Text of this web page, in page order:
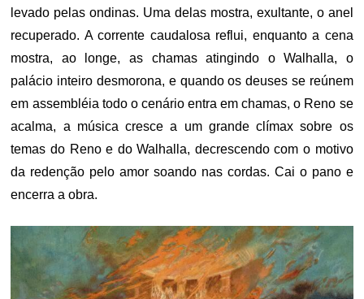
levado pelas ondinas. Uma delas mostra, exultante, o anel
recuperado. A corrente caudalosa reflui, enquanto a cena
mostra, ao longe, as chamas atingindo o Walhalla, o
palácio inteiro desmorona, e quando os deuses se reúnem
em assembléia todo o cenário entra em chamas, o Reno se
acalma, a música cresce a um grande clímax sobre os
temas do Reno e do Walhalla, decrescendo com o motivo
da redenção pelo amor soando nas cordas. Cai o pano e
encerra a obra.